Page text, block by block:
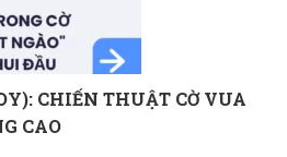
CHIẾN THUẬT CỜ VUA
CAO